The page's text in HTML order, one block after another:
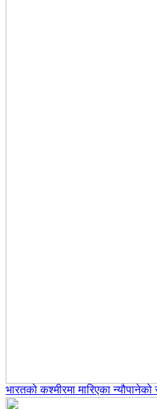
भारतको कश्मीरमा मारिएका